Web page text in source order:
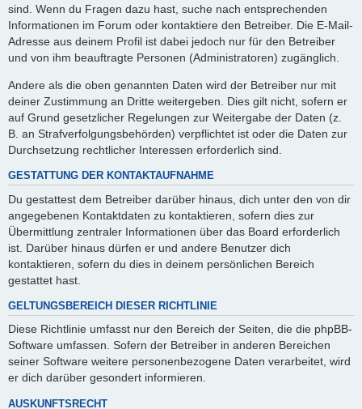
sind. Wenn du Fragen dazu hast, suche nach entsprechenden
Informationen im Forum oder kontaktiere den Betreiber. Die E-Mail-
Adresse aus deinem Profil ist dabei jedoch nur für den Betreiber
und von ihm beauftragte Personen (Administratoren) zugänglich.
Andere als die oben genannten Daten wird der Betreiber nur mit
deiner Zustimmung an Dritte weitergeben. Dies gilt nicht, sofern er
auf Grund gesetzlicher Regelungen zur Weitergabe der Daten (z.
B. an Strafverfolgungsbehörden) verpflichtet ist oder die Daten zur
Durchsetzung rechtlicher Interessen erforderlich sind.
GESTATTUNG DER KONTAKTAUFNAHME
Du gestattest dem Betreiber darüber hinaus, dich unter den von dir
angegebenen Kontaktdaten zu kontaktieren, sofern dies zur
Übermittlung zentraler Informationen über das Board erforderlich
ist. Darüber hinaus dürfen er und andere Benutzer dich
kontaktieren, sofern du dies in deinem persönlichen Bereich
gestattet hast.
GELTUNGSBEREICH DIESER RICHTLINIE
Diese Richtlinie umfasst nur den Bereich der Seiten, die die phpBB-
Software umfassen. Sofern der Betreiber in anderen Bereichen
seiner Software weitere personenbezogene Daten verarbeitet, wird
er dich darüber gesondert informieren.
AUSKUNFTSRECHT